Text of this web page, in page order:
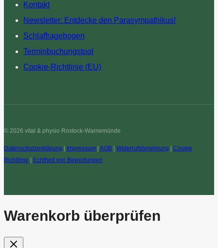
Kontakt
Newsletter: Entdecke den Parasympathikus!
Schlaffragebogen
Terminbuchungstool
Cookie-Richtlinie (EU)
© 2026 vital & physio Rostock-Warnemünde
Datenschutzerklärung Impressum AGB Widerrufsbelehrung
Cookie
Richtlinie
Echtheit von Bewertungen
Warenkorb überprüfen